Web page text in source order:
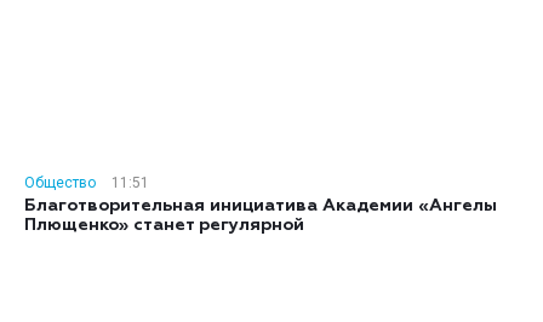
Общество
11:51
Благотворительная инициатива Академии «Ангелы
Плющенко» станет регулярной